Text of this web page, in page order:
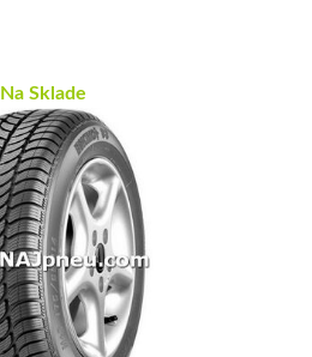
Na Sklade